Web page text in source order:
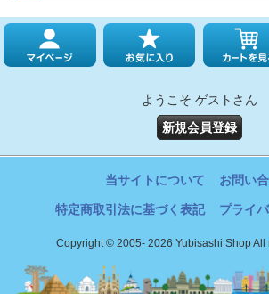
ようこそ ゲストさん
新規会員登録
当サイトについて お問い
特定商取引法に基づく表記 プライ
Copyright © 2005- 2026 Yubisashi Shop All